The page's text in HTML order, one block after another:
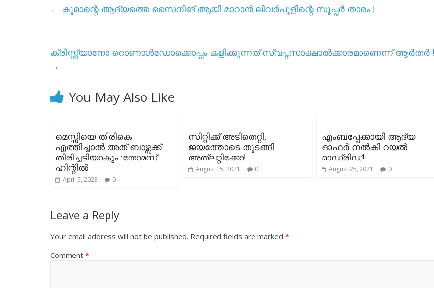
← കൂമാന്റെ ആദ്യത്തെ സൈനിങ്‌ ആയി മാറാൻ ലിവർപൂളിന്റെ സൂപ്പർ താരം !
ക്രിസ്റ്റ്യാനോ റൊണാൾഡോക്കൊപ്പം കളിക്കുന്നത് സ്വപ്നസാക്ഷാൽക്കാരമാണെന്ന് ആർതർ !
→
You May Also Like
മെസ്സിയെ തിരികെ
എത്തിച്ചാൽ അത് ബാഴ്സക്ക്
തിരിച്ചടിയാകും :തോമസ്
ഹിന്റിൽ
April 5, 2023 0
സിറ്റിക്ക് അടിതെറ്റി,
ജയത്തോടെ തുടങ്ങി
അത്ലറ്റിക്കോ!
August 15, 2021 0
എംബപ്പേക്കായി ആദ്യ
ഓഫർ നൽകി റയൽ
മാഡ്രിഡ്‌!
August 25, 2021 0
Leave a Reply
Your email address will not be published. Required fields are marked *
Comment *